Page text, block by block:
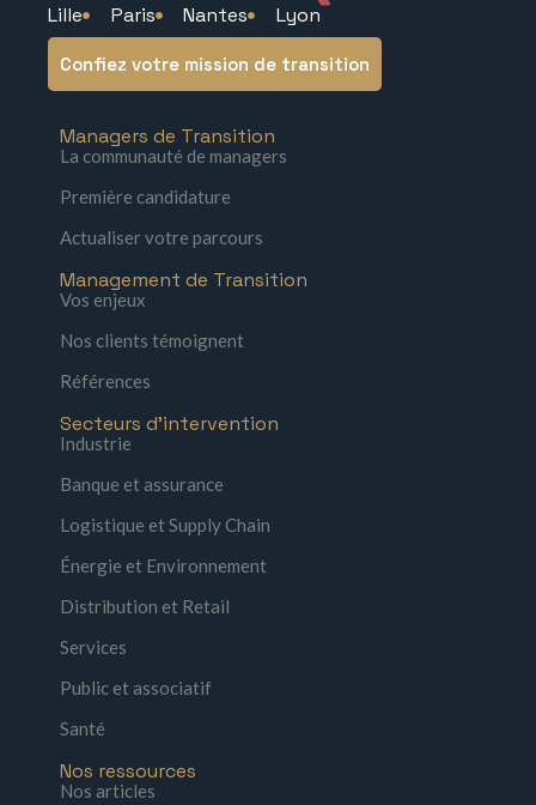
Lille Paris Nantes Lyon
Confiez votre mission de transition
Managers de Transition
La communauté de managers
Première candidature
Actualiser votre parcours
Management de Transition
Vos enjeux
Nos clients témoignent
Références
Secteurs d'intervention
Industrie
Banque et assurance
Logistique et Supply Chain
Énergie et Environnement
Distribution et Retail
Services
Public et associatif
Santé
Nos ressources
Nos articles